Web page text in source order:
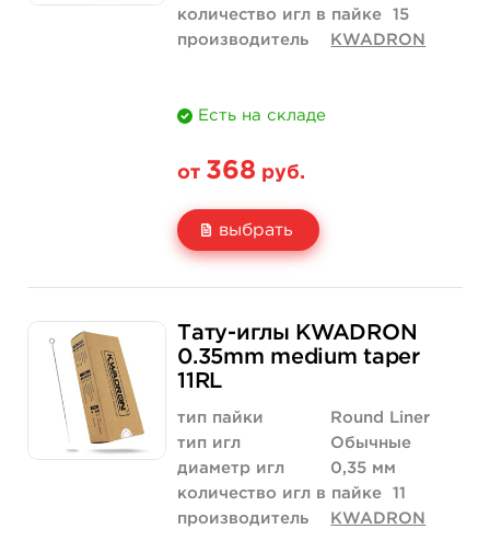
количество игл в пайке
15
производитель
KWADRON
Есть на складе
от 368 руб.
выбрать
Цена
Количество
368 руб. 3 500 руб.
Тату-иглы KWADRON
0.35mm medium taper
11RL
тип пайки
Round Liner
тип игл
Обычные
диаметр игл
0,35 мм
количество игл в пайке
11
производитель
KWADRON